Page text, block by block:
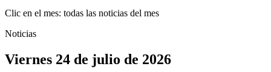
Clic en el mes: todas las noticias del mes
Noticias
Viernes 24 de julio de 2026